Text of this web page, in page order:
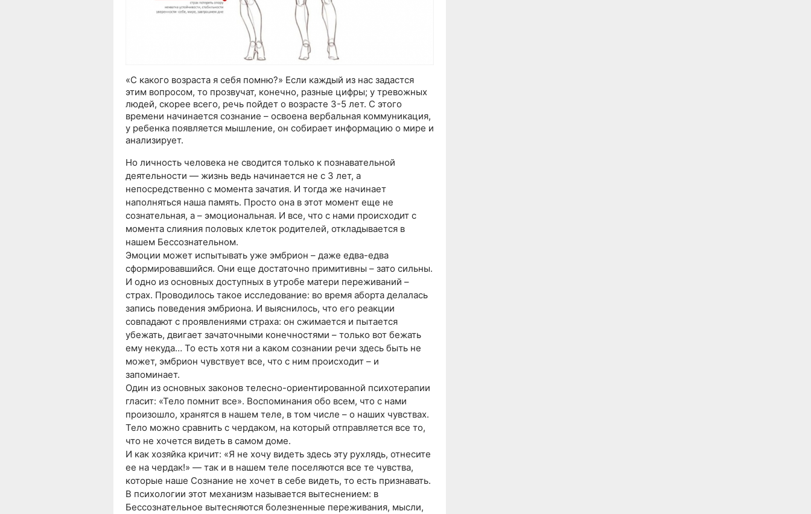
«С какого возраста я себя помню?» Если каждый из нас задастся
этим вопросом, то прозвучат, конечно, разные цифры; у тревожных
людей, скорее всего, речь пойдет о возрасте 3-5 лет. С этого
времени начинается сознание – освоена вербальная коммуникация,
у ребенка появляется мышление, он собирает информацию о мире и
анализирует.
Но личность человека не сводится только к познавательной
деятельности — жизнь ведь начинается не с 3 лет, а
непосредственно с момента зачатия. И тогда же начинает
наполняться наша память. Просто она в этот момент еще не
сознательная, а – эмоциональная. И все, что с нами происходит с
момента слияния половых клеток родителей, откладывается в
нашем Бессознательном.
Эмоции может испытывать уже эмбрион – даже едва-едва
сформировавшийся. Они еще достаточно примитивны – зато сильны.
И одно из основных доступных в утробе матери переживаний –
страх. Проводилось такое исследование: во время аборта делалась
запись поведения эмбриона. И выяснилось, что его реакции
совпадают с проявлениями страха: он сжимается и пытается
убежать, двигает зачаточными конечностями – только вот бежать
ему некуда… То есть хотя ни а каком сознании речи здесь быть не
может, эмбрион чувствует все, что с ним происходит – и
запоминает.
Один из основных законов телесно-ориентированной психотерапии
гласит: «Тело помнит все». Воспоминания обо всем, что с нами
произошло, хранятся в нашем теле, в том числе – о наших чувствах.
Тело можно сравнить с чердаком, на который отправляется все то,
что не хочется видеть в самом доме.
И как хозяйка кричит: «Я не хочу видеть здесь эту рухлядь, отнесите
ее на чердак!» — так и в нашем теле поселяются все те чувства,
которые наше Сознание не хочет в себе видеть, то есть признавать.
В психологии этот механизм называется вытеснением: в
Бессознательное вытесняются болезненные переживания, мысли,